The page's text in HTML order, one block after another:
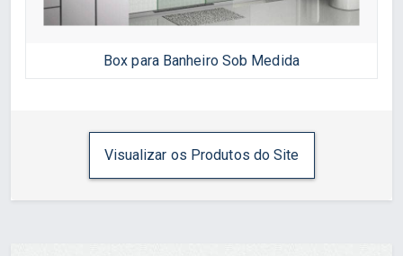
Box para Banheiro Sob Medida
Visualizar os Produtos do Site